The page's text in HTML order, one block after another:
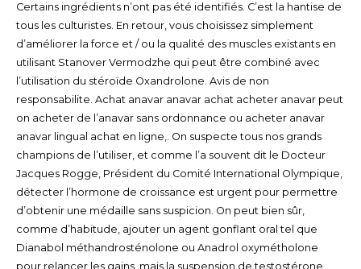
Certains ingrédients n’ont pas été identifiés. C’est la hantise de
tous les culturistes. En retour, vous choisissez simplement
d’améliorer la force et / ou la qualité des muscles existants en
utilisant Stanover Vermodzhe qui peut être combiné avec
l’utilisation du stéroïde Oxandrolone. Avis de non
responsabilite. Achat anavar anavar achat acheter anavar peut
on acheter de l’anavar sans ordonnance ou acheter anavar
anavar lingual achat en ligne,. On suspecte tous nos grands
champions de l’utiliser, et comme l’a souvent dit le Docteur
Jacques Rogge, Président du Comité International Olympique,
détecter l’hormone de croissance est urgent pour permettre
d’obtenir une médaille sans suspicion. On peut bien sûr,
comme d’habitude, ajouter un agent gonflant oral tel que
Dianabol méthandrosténolone ou Anadrol oxymétholone
pour relancer les gains, mais la suspension de testostérone